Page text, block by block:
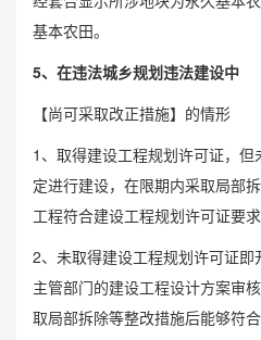
基本农田。
5、在违法城乡规划违法建设中
【尚可采取改正措施】的情形
1、取得建设工程规划许可证，
定进行建设，在限期内采取局部
工程符合建设工程规划许可证要求
2、未取得建设工程规划许可证
主管部门的建设工程设计方案审
取局部拆除等整改措施后能够符合